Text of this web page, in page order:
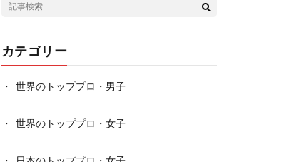
カテゴリー
世界のトッププロ・男子
世界のトッププロ・女子